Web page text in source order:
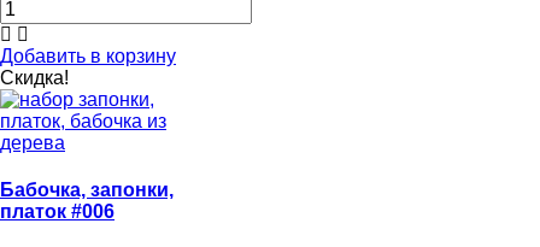
Добавить в корзину
Скидка!
Бабочка, запонки,
платок #006